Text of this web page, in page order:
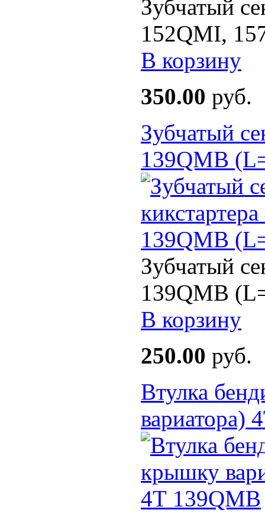
Зубчатый
152QMI,
В корзину
350.00 руб.
Зубчатый
139QMB
Зубчатый
139QMB
В корзину
250.00 руб.
Втулка
вариатора)